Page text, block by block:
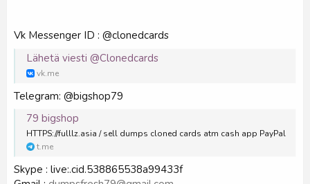
Vk Messenger ID : @clonedcards
Lähetä viesti @Clonedcards
vk.me
Telegram: @bigshop79
79 bigshop
HTTPS://fulllz.asia / sell dumps cloned cards atm cash app PayPal
t.me
Skype : live:.cid.538865538a99433f